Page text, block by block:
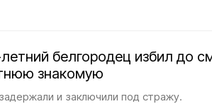
белгородец избил до
знакомую
и заключили под стражу.